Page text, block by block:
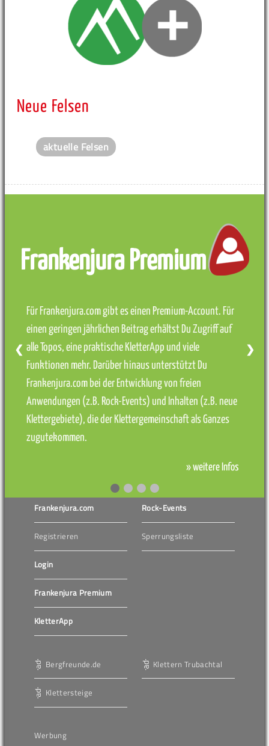
Neue Felsen
aktuelle Felsen
Frankenjura Premium
Für Frankenjura.com gibt es einen Premium-Account. Für
einen geringen jährlichen Beitrag erhältst Du Zugriff auf
alle Topos, eine praktische KletterApp und viele
Funktionen mehr. Darüber hinaus unterstützt Du
Frankenjura.com bei der Entwicklung von freien
Anwendungen (z.B. Rock-Events) und Inhalten (z.B. neue
Klettergebiete), die der Klettergemeinschaft als Ganzes
zugutekommen.
» weitere Infos
❮ ❯
Frankenjura.com
Registrieren
Login
Frankenjura Premium
KletterApp
Rock-Events
Sperrungsliste
Bergfreunde.de
Klettersteige
Klettern Trubachtal
Werbung